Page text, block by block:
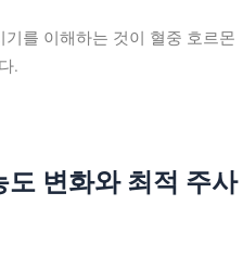
를 이해하는 것이 혈중 호르몬
.
도 변화와 최적 주사